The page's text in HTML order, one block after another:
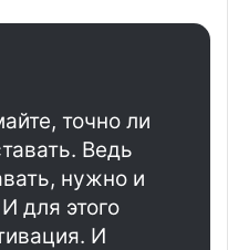
точно ли
Ведь
нужно и
для этого
И